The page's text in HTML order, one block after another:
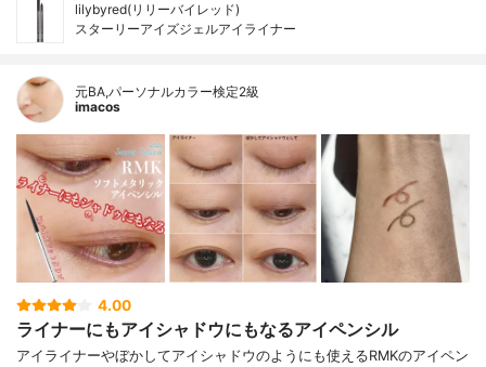
lilybyred(リリーバイレッド)
スターリーアイズジェルアイライナー
元BA,パーソナルカラー検定2級
imacos
4.00
ライナーにもアイシャドウにもなるアイペンシル
アイライナーやぼかしてアイシャドウのようにも使えるRMKのアイペン